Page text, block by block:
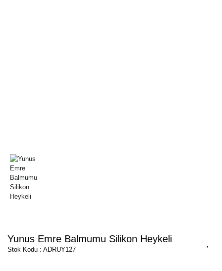
Yunus Emre Balmumu Silikon Heykeli
Stok Kodu : ADRUY127